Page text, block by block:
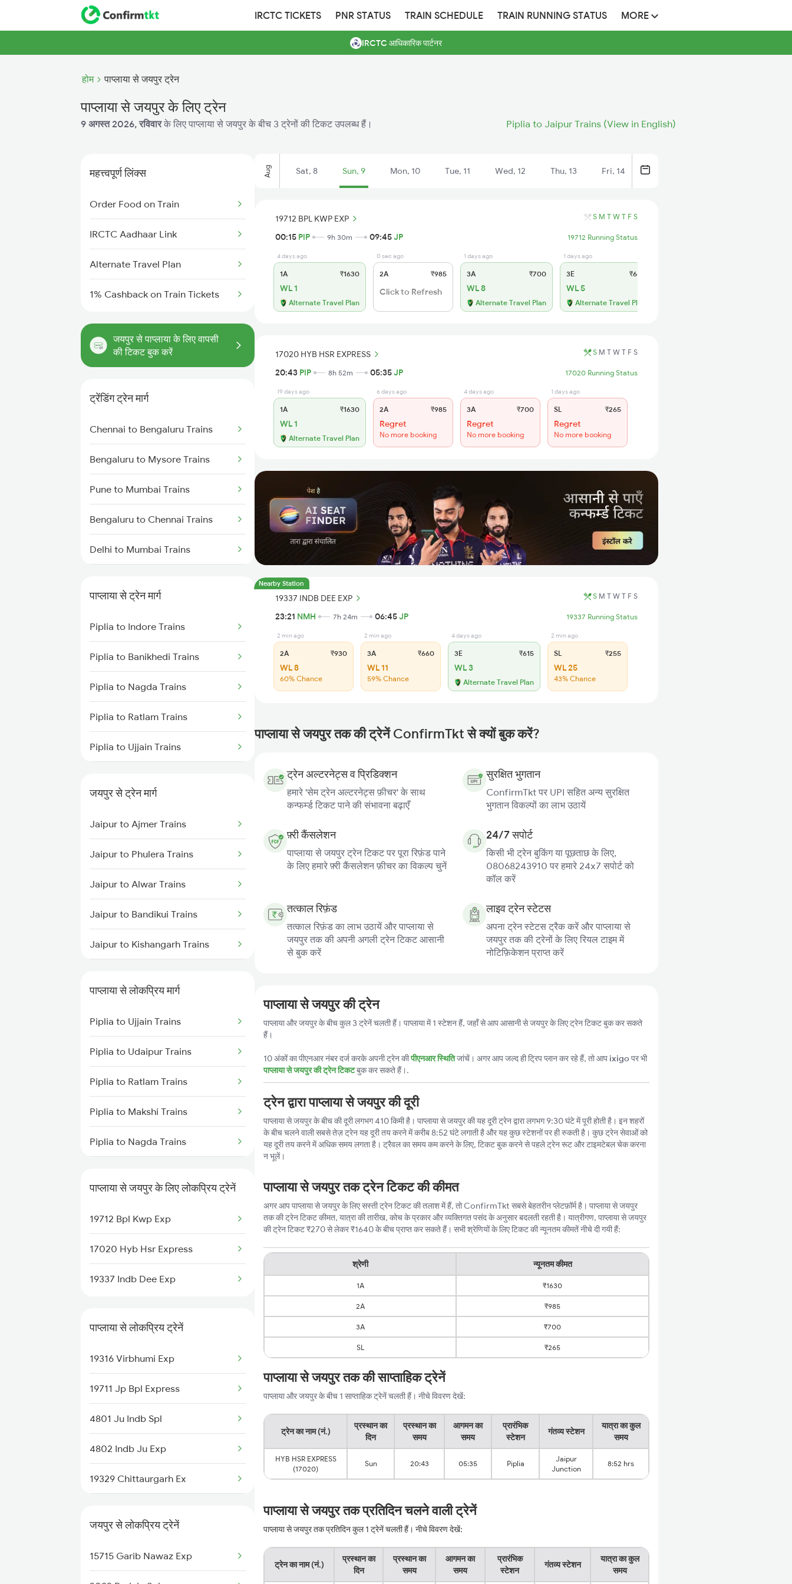
IRCTC TICKETS PNR STATUS TRAIN SCHEDULE TRAIN RUNNING STATUS MORE
IRCTC आधिकारिक पार्टनर
होम पाप्लाया से जयपुर ट्रेन
पाप्लाया से जयपुर के लिए ट्रेन
9 अगस्त 2026, रविवारके लिए पाप्लाया से जयपुर के बीच 3 ट्रेनों की टिकट उपलब्ध हैं। Piplia to Jaipur Trains (View in English)
महत्त्वपूर्ण लिंक्स
Order Food on Train
IRCTC Aadhaar Link
Alternate Travel Plan
1% Cashback on Train Tickets
जयपुर से पाप्लाया के लिए वापसी
की टिकट बुक करें
ट्रेंडिंग ट्रेन मार्ग
Chennai to Bengaluru Trains
Bengaluru to Mysore Trains
Pune to Mumbai Trains
Bengaluru to Chennai Trains
Delhi to Mumbai Trains
Mumbai to Delhi Trains
Mumbai to Goa Trains
Chennai to Coimbatore Trains
पाप्लाया से ट्रेन मार्ग
Piplia to Indore Trains
Piplia to Banikhedi Trains
Piplia to Nagda Trains
Piplia to Ratlam Trains
Piplia to Ujjain Trains
Piplia to Makshi Trains
जयपुर से ट्रेन मार्ग
Jaipur to Ajmer Trains
Jaipur to Phulera Trains
Jaipur to Alwar Trains
Jaipur to Bandikui Trains
Jaipur to Kishangarh Trains
Jaipur to New Delhi Trains
पाप्लाया से लोकप्रिय मार्ग
Piplia to Ujjain Trains
Piplia to Udaipur Trains
Piplia to Ratlam Trains
Piplia to Makshi Trains
Piplia to Nagda Trains
Piplia to Indore Trains
पाप्लाया से जयपुर के लिए लोकप्रिय ट्रेनें
19712 Bpl Kwp Exp
17020 Hyb Hsr Express
19337 Indb Dee Exp
पाप्लाया से लोकप्रिय ट्रेनें
19316 Virbhumi Exp
19711 Jp Bpl Express
4801 Ju Indb Spl
4802 Indb Ju Exp
19329 Chittaurgarh Ex
19712 Bpl Jp Exp
जयपुर से लोकप्रिय ट्रेनें
15715 Garib Nawaz Exp
Aug Sat, 8 Sun, 9 Mon, 10 Tue, 11 Wed, 12 Thu, 13 Fri, 14
19712 BPL KWP EXP S M T W T F S
00:15 PIP 9h 30m 09:45JP 19712 Running Status
4 days ago
1A ₹1630
WL 1
Alternate Travel Plan
0 sec ago
2A ₹985
Click to Refresh
1 days ago
3A ₹700
WL 8
Alternate Travel Plan
1 days ago
3E ₹640
WL 5
Alternate Travel Plan
17020 HYB HSR EXPRESS S M T W T F S
20:43 PIP 8h 52m 05:35JP 17020 Running Status
19 days ago
1A ₹1630
WL 1
Alternate Travel Plan
6 days ago
2A ₹985
Regret
No more booking
4 days ago
3A ₹700
Regret
No more booking
1 days ago
SL ₹265
Regret
No more booking
Nearby Station
19337 INDB DEE EXP S M T W T F S
23:21 NMH 7h 24m 06:45JP 19337 Running Status
2 min ago
2A ₹930
WL 8
60% Chance
2 min ago
3A ₹660
WL 11
59% Chance
4 days ago
3E ₹615
WL 3
Alternate Travel Plan
2 min ago
SL ₹255
WL 25
43% Chance
पाप्लाया से जयपुर तक की ट्रेनें ConfirmTkt से क्यों बुक करें?
ट्रेन अल्टरनेट्स व प्रिडिक्शन
हमारे 'सेम ट्रेन अल्टरनेट्स फ़ीचर' के साथ
कन्फर्म्ड टिकट पाने की संभावना बढ़ाएँ
सुरक्षित भुगतान
ConfirmTkt पर UPI सहित अन्य सुरक्षित
भुगतान विकल्पों का लाभ उठायें
फ़्री कैंसलेशन
पाप्लाया से जयपुर ट्रेन टिकट पर पूरा रिफ़ंड पाने
के लिए हमारे फ़्री कैंसलेशन फ़ीचर का विकल्प चुनें
24/7 सपोर्ट
किसी भी ट्रेन बुकिंग या पूछताछ के लिए,
08068243910 पर हमारे 24x7 सपोर्ट को
कॉल करें
तत्काल रिफ़ंड
तत्काल रिफ़ंड का लाभ उठायें और पाप्लाया से
जयपुर तक की अपनी अगली ट्रेन टिकट आसानी
से बुक करें
लाइव ट्रेन स्टेटस
अपना ट्रेन स्टेटस ट्रैक करें और पाप्लाया से
जयपुर तक की ट्रेनों के लिए रियल टाइम में
नोटिफ़िकेशन प्राप्त करें
पाप्लाया से जयपुर की ट्रेन
पाप्लाया और जयपुर के बीच कुल 3 ट्रेनें चलती हैं। पाप्लाया में 1 स्टेशन हैं, जहाँ से आप आसानी से जयपुर के लिए ट्रेन टिकट बुक कर सकते
हैं।
10 अंकों का पीएनआर नंबर दर्ज करके अपनी ट्रेन कीपीएनआर स्थितिजांचें। अगर आप जल्द ही ट्रिप प्लान कर रहे हैं, तो आप ixigoपर भी
पाप्लाया से जयपुर की ट्रेन टिकटबुक कर सकते हैं।.
ट्रेन द्वारा पाप्लाया से जयपुर की दूरी
पाप्लाया से जयपुर के बीच की दूरी लगभग 410 किमी है। पाप्लाया से जयपुर की यह दूरी ट्रेन द्वारा लगभग 9:30 घंटे में पूरी होती है। इन शहरों
के बीच चलने वाली सबसे तेज़ ट्रेन यह दूरी तय करने में करीब 8:52 घंटे लगाती है और यह कुछ स्टेशनों पर ही रुकती है। कुछ ट्रेन सेवाओं को
यह दूरी तय करने में अधिक समय लगता है। ट्रैवल का समय कम करने के लिए, टिकट बुक करने से पहले ट्रेन रूट और टाइमटेबल चेक करना
न भूलें।
पाप्लाया से जयपुर तक ट्रेन टिकट की कीमत
अगर आप पाप्लाया से जयपुर के लिए सस्ती ट्रेन टिकट की तलाश में हैं, तो ConfirmTkt सबसे बेहतरीन प्लेटफ़ॉर्म है। पाप्लाया से जयपुर
तक की ट्रेन टिकट कीमत, यात्रा की तारीख, कोच के प्रकार और व्यक्तिगत पसंद के अनुसार बदलती रहती है। यात्रीगण, पाप्लाया से जयपुर
की ट्रेन टिकट ₹270 से लेकर ₹1640 के बीच प्राप्त कर सकते हैं। सभी श्रेणियों के लिए टिकट की न्यूनतम कीमतें नीचे दी गयी हैं:
श्रेणी न्यूनतम कीमत
1A ₹1630
2A ₹985
3A ₹700
SL ₹265
पाप्लाया से जयपुर तक की साप्ताहिक ट्रेनें
पाप्लाया और जयपुर के बीच 1 साप्ताहिक ट्रेनें चलती हैं। नीचे विवरण देखें:
ट्रेन का नाम (नं.)
प्रस्थान का
दिन
प्रस्थान का
समय
आगमन का
समय
प्रारंभिक
स्टेशन
गंतव्य स्टेशन
यात्रा का कुल
समय
HYB HSR EXPRESS
(17020)
Sun 20:43 05:35 Piplia
Jaipur
Junction
8:52 hrs
पाप्लाया से जयपुर तक प्रतिदिन चलने वाली ट्रेनें
पाप्लाया से जयपुर तक प्रतिदिन कुल 1 ट्रेनें चलती हैं। नीचे विवरण देखें:
ट्रेन का नाम (नं.)
प्रस्थान का
दिन
प्रस्थान का
समय
आगमन का
समय
प्रारंभिक
स्टेशन
गंतव्य स्टेशन
यात्रा का कुल
समय